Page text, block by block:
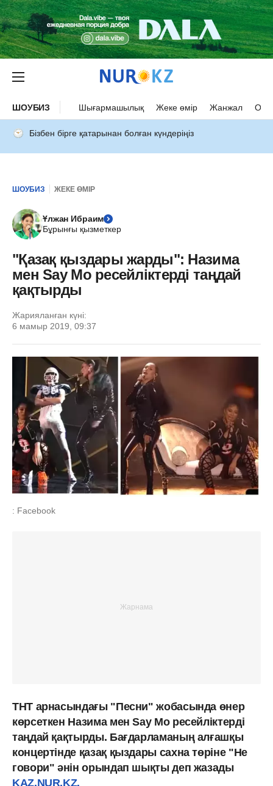
ШОУБИЗ Шығармашылық Жеке өмір Жанжал
Бізбен бірге қатарынан болған күндеріңіз
ШОУБИЗ ЖЕКЕ ӨМІР
Ұлжан Ибраим
Бұрынғы қызметкер
"Қазақ қыздары жарды": Назима
мен Say Mo ресейліктерді таңдай
қақтырды
Жарияланған күні:
6 мамыр 2019, 09:37
: Facebook
ТНТ арнасындағы "Песни" жобасында өнер
көрсеткен Назима мен Say Mo ресейліктерді
таңдай қақтырды. Бағдарламаның алғашқы
концертінде қазақ қыздары сахна төріне "Не
говори" әнін орындап шықты деп жазады
KAZ.NUR.KZ.